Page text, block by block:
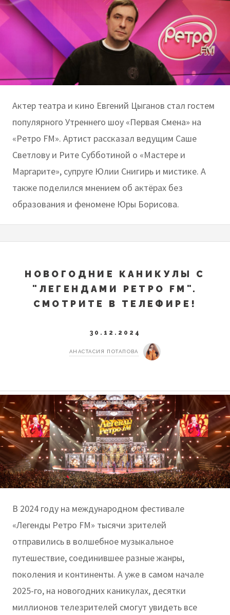
Актер театра и кино Евгений Цыганов стал гостем
популярного Утреннего шоу «Первая Смена» на
«Ретро FM». Артист рассказал ведущим Саше
Светлову и Рите Субботиной о «Мастере и
Маргарите», супруге Юлии Снигирь и мистике. А
также поделился мнением об актёрах без
образования и феномене Юры Борисова.
НОВОГОДНИЕ КАНИКУЛЫ С
"ЛЕГЕНДАМИ РЕТРО FM".
СМОТРИТЕ В ТЕЛЕФИРЕ!
30.12.2024
АНАСТАСИЯ ПОТАПОВА
В 2024 году на международном фестивале
«Легенды Ретро FM» тысячи зрителей
отправились в волшебное музыкальное
путешествие, соединившее разные жанры,
поколения и континенты. А уже в самом начале
2025-го, на новогодних каникулах, десятки
миллионов телезрителей смогут увидеть все